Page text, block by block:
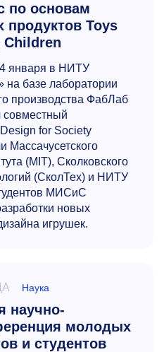
по основам
продуктов Toys
Children
января в НИТУ
базе лаборатории
производства ФабЛаб
совместный
for Society
Массачусетского
(MIT), Сколковского
(СколТех) и НИТУ
МИСиС
новых
игрушек.
Наука
научно-
молодых
и студентов